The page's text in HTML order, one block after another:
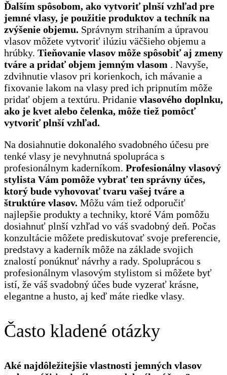
Ďalším spôsobom, ako vytvoriť plnší vzhľad pre
jemné vlasy, je použitie produktov a techník na
zvýšenie objemu. Správnym strihaním a úpravou
vlasov môžete vytvoriť ilúziu väčšieho objemu a
hrúbky. Tieňovanie vlasov môže spôsobiť aj zmeny
tváre a pridať objem jemným vlasom . Navyše,
zdvihnutie vlasov pri korienkoch, ich mávanie a
fixovanie lakom na vlasy pred ich pripnutím môže
pridať objem a textúru. Pridanie vlasového doplnku,
ako je kvet alebo čelenka, môže tiež pomôcť
vytvoriť plnší vzhľad.
Na dosiahnutie dokonalého svadobného účesu pre
tenké vlasy je nevyhnutná spolupráca s
profesionálnym kaderníkom. Profesionálny vlasový
stylista Vám pomôže vybrať ten správny účes,
ktorý bude vyhovovať tvaru vašej tváre a
štruktúre vlasov. Môžu vám tiež odporučiť
najlepšie produkty a techniky, ktoré Vám pomôžu
dosiahnuť plnší vzhľad vo váš svadobný deň. Počas
konzultácie môžete prediskutovať svoje preferencie,
predstavy a kaderník môže na základe svojich
znalostí ponúknuť návrhy a rady. Spoluprácou s
profesionálnym vlasovým stylistom si môžete byť
istí, že váš svadobný účes bude vyzerať krásne,
elegantne a husto, aj keď máte riedke vlasy.
Často kladené otázky
Aké najdôležitejšie vlastnosti jemných vlasov